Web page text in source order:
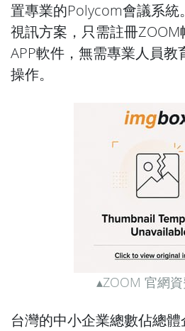
置專業的Polycom會議系統
視訊方案，只需註冊
APP軟件，無需專業人員
操作。
▴ZOOM 官網
台灣的中小企業總數佔總